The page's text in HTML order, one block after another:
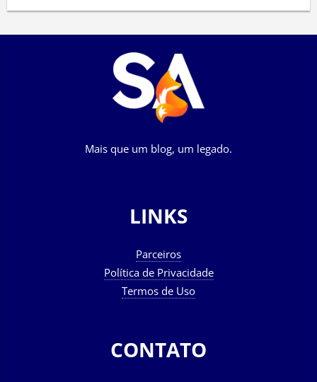
Mais que um blog, um legado.
LINKS
Parceiros
Política de Privacidade
Termos de Uso
CONTATO